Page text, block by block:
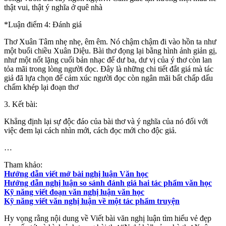
thật vui, thật ý nghĩa ở quê nhà
*Luận điểm 4: Đánh giá
Thơ Xuân Tâm nhẹ nhẹ, êm êm. Nó chậm chậm đi vào hồn ta như
một buổi chiều Xuân Diệu. Bài thơ đọng lại bằng hình ảnh giản gị,
như một nốt lặng cuối bản nhạc để dư ba, dư vị của ý thơ còn lan
tỏa mãi trong lòng người đọc. Đây là những chi tiết đắt giá mà tác
giả đã lựa chọn để cảm xúc người đọc còn ngân mãi bất chấp dấu
chấm khép lại đoạn thơ
3. Kết bài:
Khẳng định lại sự độc đáo của bài thơ và ý nghĩa của nó đối với
việc đem lại cách nhìn mới, cách đọc mới cho độc giả.
…
Tham khảo:
Hướng dẫn viết mở bài nghị luận Văn học
Hướng dẫn nghị luận so sánh đánh giá hai tác phẩm văn học
Kỹ năng viết đoạn văn nghị luận văn học
Kỹ năng viết văn nghị luận về một tác phẩm truyện
Hy vọng rằng nội dung về Viết bài văn nghị luận tìm hiểu vẻ đẹp